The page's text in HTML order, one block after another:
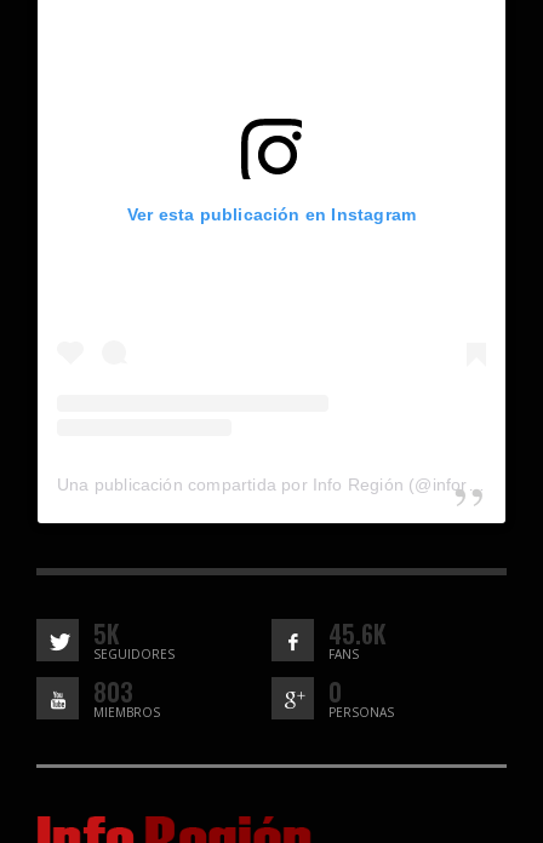
Ver esta publicación en Instagram
5K
SEGUIDORES
45.6K
FANS
803
MIEMBROS
0
PERSONAS